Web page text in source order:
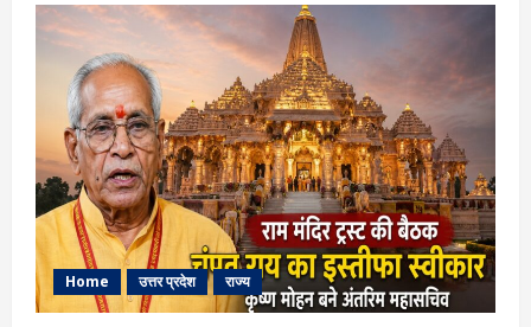
में
2027
का
रण:
नई
टीम,
नया
नेतृत्व
और
नितिन
नवीन
का
दौरा,
भाजपा
ने
क्यों
तेज
कर
दी
Home उत्तर प्रदेश राज्य